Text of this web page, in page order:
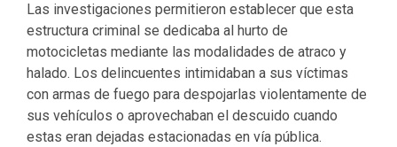
Las investigaciones permitieron establecer que esta
estructura criminal se dedicaba al hurto de
motocicletas mediante las modalidades de atraco y
halado. Los delincuentes intimidaban a sus víctimas
con armas de fuego para despojarlas violentamente de
sus vehículos o aprovechaban el descuido cuando
estas eran dejadas estacionadas en vía pública.